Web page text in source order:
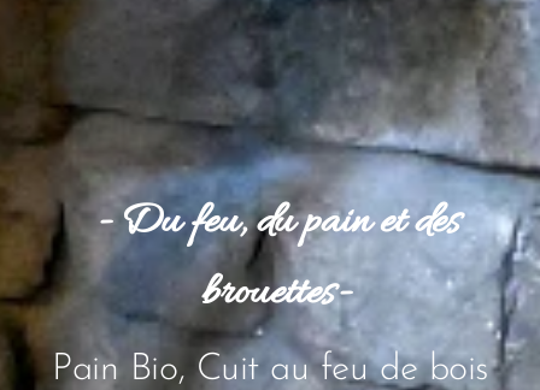
- Du feu, du pain et des
brouettes-
Pain Bio, Cuit au feu de bois